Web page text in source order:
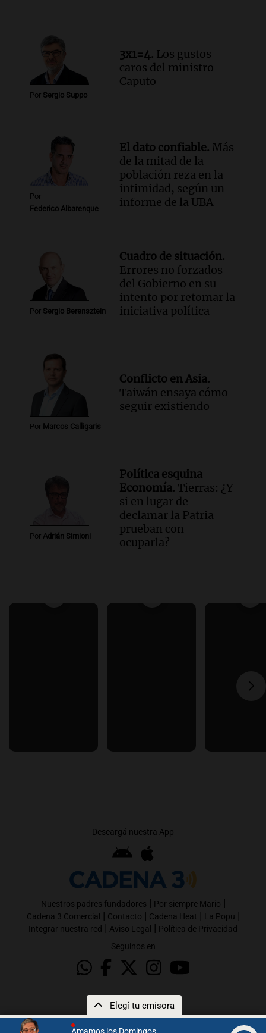
Elegí tu emisora
Una mañana para todos
Episodios
Audio. Ley de Propiedad Privada: el revés
en el Congreso expuso una debilidad
comunicacional del Gobierno
Por Sergio Suppo
3x1=4. Los gustos
caros del ministro
Caputo
Por
Federico Albarenque
El dato confiable. Más
de la mitad de la
población reza en la
intimidad, según un
informe de la UBA
Por Sergio Berensztein
Cuadro de situación.
Errores no forzados
del Gobierno en su
intento por retomar la
iniciativa política
Por Marcos Calligaris
Conflicto en Asia.
Taiwán ensaya cómo
seguir existiendo
Por Adrián Simioni
Política esquina
Economía. Tierras: ¿Y
si en lugar de
declamar la Patria
prueban con
ocuparla?
Descargá nuestra App
Nuestros padres fundadores | Por siempre Mario |
Cadena 3 Comercial | Contacto | Cadena Heat | La Popu |
Integrar nuestra red | Aviso Legal | Política de Privacidad
Seguinos en